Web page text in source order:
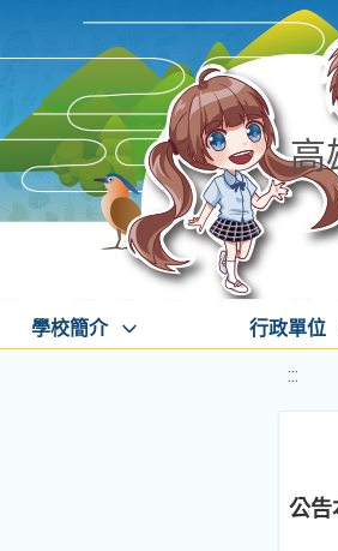
高
學校簡介 行政單位
:::
公告